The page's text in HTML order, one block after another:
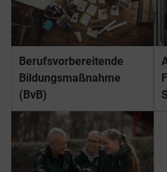
Berufs­­vorbereitende
Bildungs­­maßnahme
(BvB)